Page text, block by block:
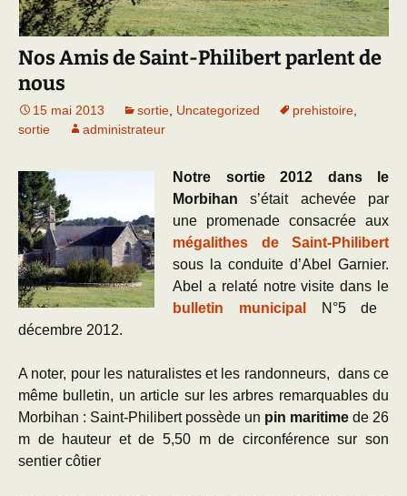
Nos Amis de Saint-Philibert parlent de
nous
15 mai 2013 sortie, Uncategorized prehistoire,
sortie
administrateur
Notre sortie 2012 dans le
Morbihan s’était achevée par
une promenade consacrée aux
mégalithes de Saint-Philibert
sous la conduite d’Abel Garnier.
Abel a relaté notre visite dans le
bulletin municipal
N°5 de
décembre 2012.
A noter, pour les naturalistes et les randonneurs, dans ce
même bulletin, un article sur les arbres remarquables du
Morbihan : Saint-Philibert possède un pin maritime de 26
m de hauteur et de 5,50 m de circonférence sur son
sentier côtier